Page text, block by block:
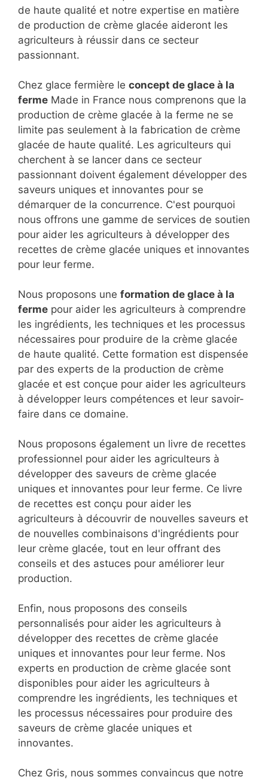
de haute qualité et notre expertise en matière
de production de crème glacée aideront les
agriculteurs à réussir dans ce secteur
passionnant.
Chez glace fermière le concept de glace à la
ferme Made in France nous comprenons que la
production de crème glacée à la ferme ne se
limite pas seulement à la fabrication de crème
glacée de haute qualité. Les agriculteurs qui
cherchent à se lancer dans ce secteur
passionnant doivent également développer des
saveurs uniques et innovantes pour se
démarquer de la concurrence. C'est pourquoi
nous offrons une gamme de services de soutien
pour aider les agriculteurs à développer des
recettes de crème glacée uniques et innovantes
pour leur ferme.
Nous proposons une formation de glace à la
ferme pour aider les agriculteurs à comprendre
les ingrédients, les techniques et les processus
nécessaires pour produire de la crème glacée
de haute qualité. Cette formation est dispensée
par des experts de la production de crème
glacée et est conçue pour aider les agriculteurs
à développer leurs compétences et leur savoir-
faire dans ce domaine.
Nous proposons également un livre de recettes
professionnel pour aider les agriculteurs à
développer des saveurs de crème glacée
uniques et innovantes pour leur ferme. Ce livre
de recettes est conçu pour aider les
agriculteurs à découvrir de nouvelles saveurs et
de nouvelles combinaisons d'ingrédients pour
leur crème glacée, tout en leur offrant des
conseils et des astuces pour améliorer leur
production.
Enfin, nous proposons des conseils
personnalisés pour aider les agriculteurs à
développer des recettes de crème glacée
uniques et innovantes pour leur ferme. Nos
experts en production de crème glacée sont
disponibles pour aider les agriculteurs à
comprendre les ingrédients, les techniques et
les processus nécessaires pour produire des
saveurs de crème glacée uniques et
innovantes.
Chez Gris, nous sommes convaincus que notre